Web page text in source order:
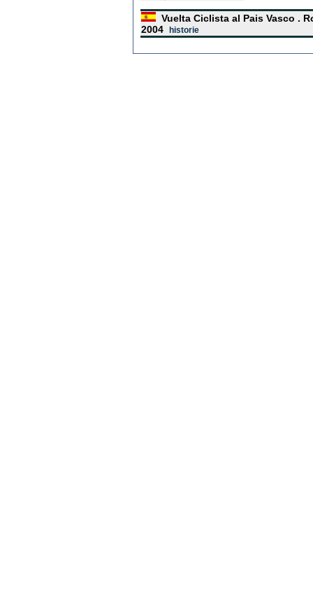
Vuelta Ciclista al Pais Vasco .
2004
historie